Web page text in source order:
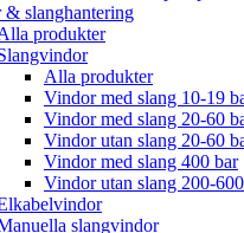
slanghantering
produkter
Alla produkter
Vindor med slang 10-19
Vindor med slang 20-60
Vindor utan slang 20-60
Vindor med slang 400 bar
Vindor utan slang 200-
slangvindor